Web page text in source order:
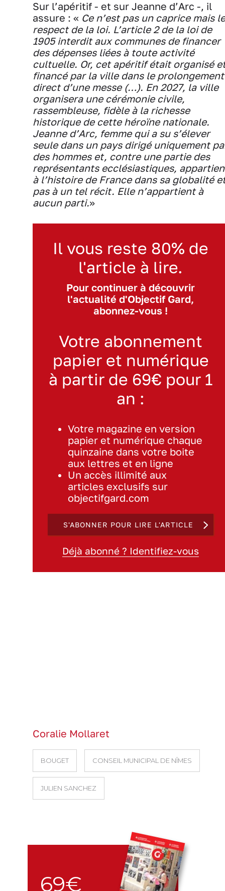
Sur l’apéritif - et sur Jeanne d’Arc -, il
assure : « Ce n’est pas un caprice mais le
respect de la loi. L’article 2 de la loi de
1905 interdit aux communes de financer
des dépenses liées à toute activité
cultuelle. Or, cet apéritif était organisé
financé par la ville dans le prolongement
direct d’une messe (…). En 2027, la ville
organisera une cérémonie civile,
rassembleuse, fidèle à la richesse
historique de cette héroïne nationale.
Jeanne d’Arc, femme qui a su s’élever
seule dans un pays dirigé uniquement
des hommes et, contre une partie des
représentants ecclésiastiques,
à l’histoire de France dans sa globalité
pas à un tel récit. Elle n’appartient à
aucun parti.»
Il vous reste 80% de
l'article à lire.
Pour continuer à découvrir
l'actualité d'Objectif Gard,
abonnez-vous !
Votre abonnement
papier et numérique
à partir de 69€ pour 1
an :
Votre magazine en version
papier et numérique chaque
quinzaine dans votre boite
aux lettres et en ligne
Un accès illimité aux
articles exclusifs sur
objectifgard.com
S'ABONNER POUR LIRE L'ARTICLE
Déjà abonné ? Identifiez-vous
Coralie Mollaret
BOUGET CONSEIL MUNICIPAL DE NÎMES
JULIEN SANCHEZ
69€